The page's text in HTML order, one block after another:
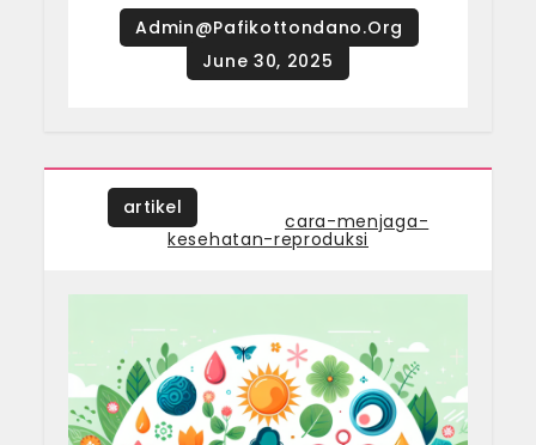
artikel
Taggedcara-menjaga-
kesehatan-reproduksi